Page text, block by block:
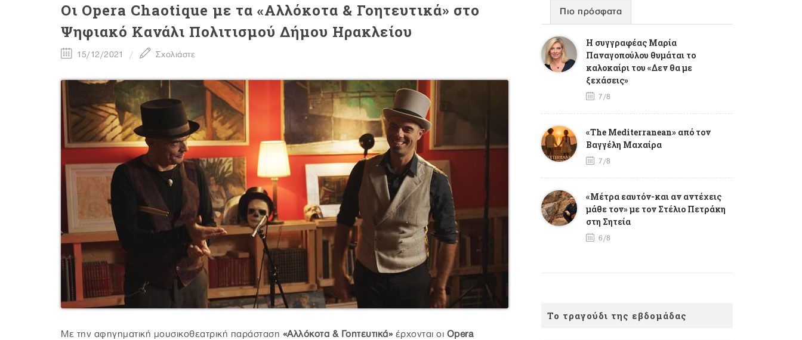
Οι Opera Chaotique με τα «Αλλόκοτα & Γοητευτικά» στο
Ψηφιακό Κανάλι Πολιτισμού Δήμου Ηρακλείου
15/12/2021 Σχολιάστε
Με την αφηγηματική μουσικοθεατρική παράσταση «Αλλόκοτα & Γοητευτικά» έρχονται οι Opera
Πιο πρόσφατα
Η συγγραφέας Μαρία
Παναγοπούλου θυμάται το
καλοκαίρι του «Δεν θα με
ξεχάσεις»
7/8
«The Mediterranean» από τον
Βαγγέλη Μαχαίρα
7/8
«Μέτρα εαυτόν-και αν αντέχεις
μάθε τον» με τον Στέλιο Πετράκη
στη Σητεία
6/8
Το τραγούδι της εβδομάδας